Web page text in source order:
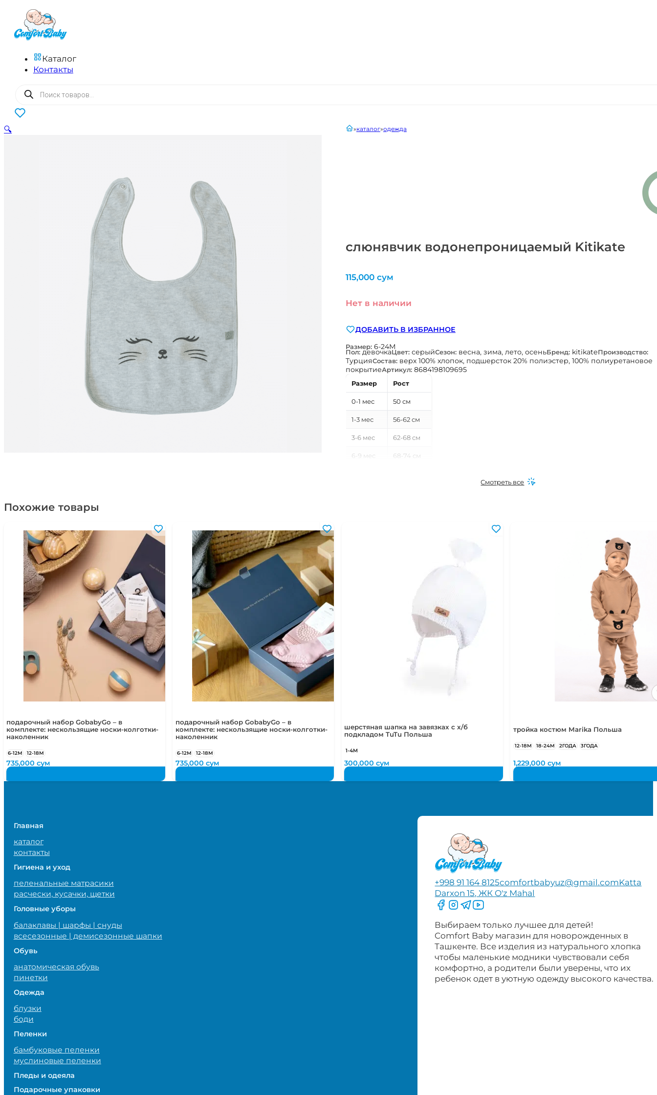
Каталог
Контакты
Поиск
товаров
0
слюнявчик водонепроницаемый Kitikate
главнаякаталог одежда
115,000 сум
Нет в наличии
ДОБАВИТЬ В ИЗБРАННОЕ
Размер: 6-24М
Пол:девочкаЦвет: серыйСезон: весна, зима, лето, осеньБренд: kitikateПроизводство:
ТурцияСостав: верх 100% хлопок, подшерсток 20% полиэстер, 100% полиуретановое
покрытиеАртикул: 8684198109695
Размер Рост
0-1 мес 50 см
1-3 мес 56-62 см
3-6 мес 62-68 см
6-9 мес 68-74 см
Смотреть все
🔍
Похожие товары
подарочный набор GobabyGo – в
комплекте: нескользящие носки-колготки-
наколенник
6-12М 12-18М
735,000сум
подарочный набор GobabyGo – в
комплекте: нескользящие носки-колготки-
наколенник
6-12М 12-18М
735,000 сум
шерстяная шапка на завязках с х/б
подкладом TuTu Польша
1-4М
300,000сум
тройка костюм Marika Польша
12-18М 18-24М 2ГОДА 3ГОДА
1,229,000 сум
Главная
каталог
контакты
Гигиена и уход
пеленальные матрасики
расчески, кусачки, щетки
Головные уборы
балаклавы | шарфы | снуды
всесезонные | демисезонные шапки
Обувь
анатомическая обувь
пинетки
Одежда
блузки
боди
Пеленки
бамбуковые пеленки
муслиновые пеленки
Пледы и одеяла
Подарочные упаковки
+998 91 164 8125comfortbabyuz@gmail.comKatta
Darxon 15, ЖК O'z Mahal
Следите за нами на Facebook
Следите за нами в Instagram
Следите за нами в Telegram
Следите за нами в YouTube
Выбираем только лучшее для детей!
Comfort Baby магазин для новорожденных в
Ташкенте. Все изделия из натурального хлопка
чтобы маленькие модники чувствовали себя
комфортно, а родители были уверены, что их
ребенок одет в уютную одежду высокого качества.